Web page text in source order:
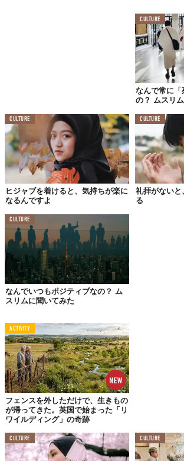
らい……そんなアレコレについて教えてもら
【ムスリムの食事情】
食べることは、生きる
好きな食べ物は、麻婆豆腐と寿司（特にしめさ
ンソーダと……プリンです。
ね。“いろんな人との会話のきっかけランキン
トップ。殿堂入りさせてもいいくらいに有名で
ムスリムの食事情ですが、その仕組みは
すよ。
私たちムスリムは、アラビア語で合法を意味す
食材であれば、食べられます。「ハラール」の
味する「 ハラーム」。いわゆる豚とお酒がこれ
もう少しハラールの食材について話をすると
も“クルアーンの教えに基づいて屠殺されたも
CULTURE
なんで常に「
の？ ムスリ
CULTURE
ヒジャブを着けると、気持ちが楽に
なるんですよ
CULTURE
礼拝がないと
る
CULTURE
なんでいつもポジティブなの？ ム
スリムに聞いてみた
ACTIVITY
フェンスを外しただけで、生きもの
が帰ってきた。英国で始まった「リ
ワイルディング」の奇跡
CULTURE CULTURE